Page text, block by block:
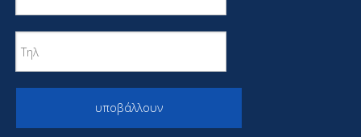
υποβάλλουν